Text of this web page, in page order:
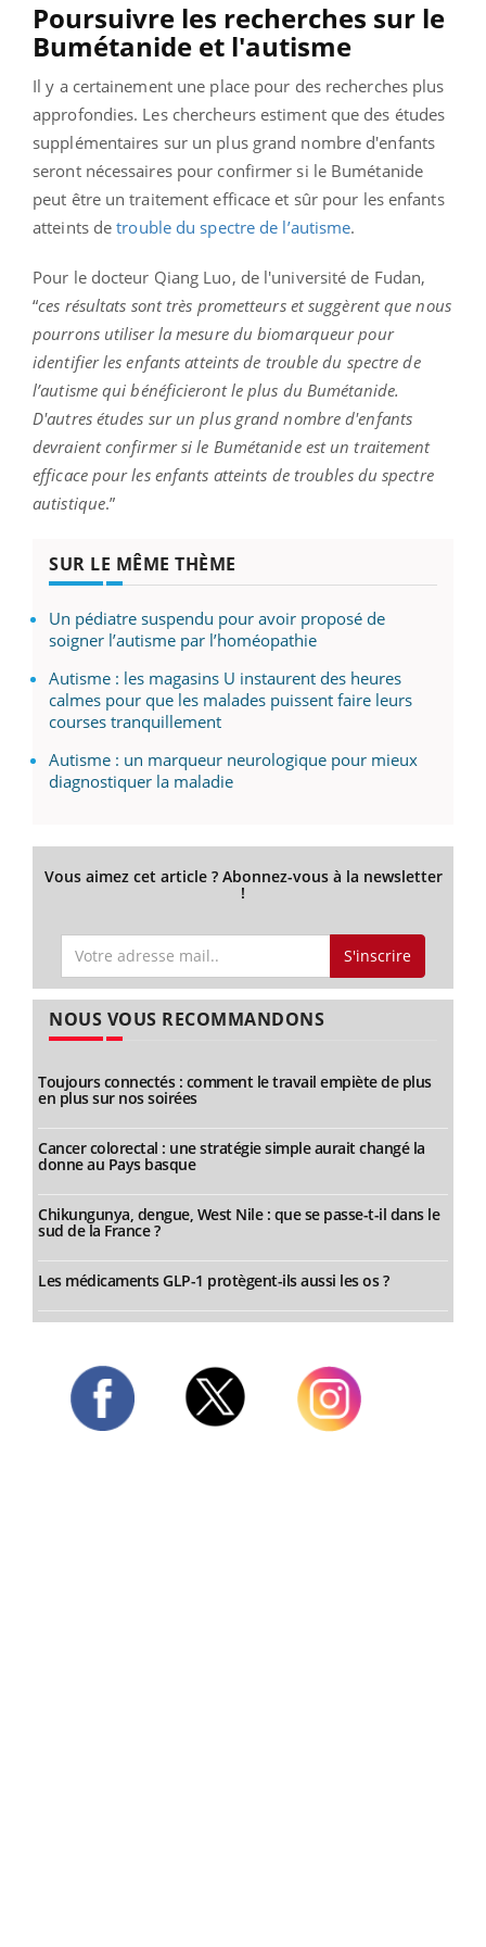
Poursuivre les recherches sur le
Bumétanide et l'autisme
Il y a certainement une place pour des recherches plus
approfondies. Les chercheurs estiment que des études
supplémentaires sur un plus grand nombre d'enfants
seront nécessaires pour confirmer si le Bumétanide
peut être un traitement efficace et sûr pour les enfants
atteints detrouble du spectre de l’autisme.
Pour le docteur Qiang Luo, de l'université de Fudan,
“ces résultats sont très prometteurs et suggèrent que nous
pourrons utiliser la mesure du biomarqueur pour
identifier les enfants atteints de trouble du spectre de
l’autisme qui bénéficieront le plus du Bumétanide.
D'autres études sur un plus grand nombre d'enfants
devraient confirmer si le Bumétanide est un traitement
efficace pour les enfants atteints de troubles du spectre
autistique.”
SUR LE MÊME THÈME
Un pédiatre suspendu pour avoir proposé de
soigner l’autisme par l’homéopathie
Autisme : les magasins U instaurent des heures
calmes pour que les malades puissent faire leurs
courses tranquillement
Autisme : un marqueur neurologique pour mieux
diagnostiquer la maladie
Vous aimez cet article ? Abonnez-vous à la newsletter
!
S'inscrire
NOUS VOUS RECOMMANDONS
Toujours connectés : comment le travail empiète de plus
en plus sur nos soirées
Cancer colorectal : une stratégie simple aurait changé la
donne au Pays basque
Chikungunya, dengue, West Nile : que se passe-t-il dans le
sud de la France ?
Les médicaments GLP-1 protègent-ils aussi les os ?